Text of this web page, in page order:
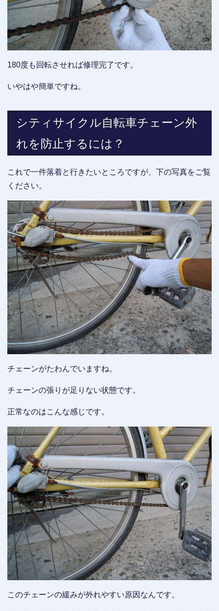
180度も回転させれば修理完了です。
いやはや簡単ですね。
シティサイクル自転車チェーン外
れを防止するには？
これで一件落着と行きたいところですが、下の写真をご覧
ください。
チェーンがたわんでいますね。
チェーンの張りが足りない状態です。
正常なのはこんな感じです。
このチェーンの緩みが外れやすい原因なんです。